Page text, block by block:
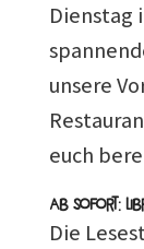
Dienstag
unsere
euch
Ab sofort:
Die